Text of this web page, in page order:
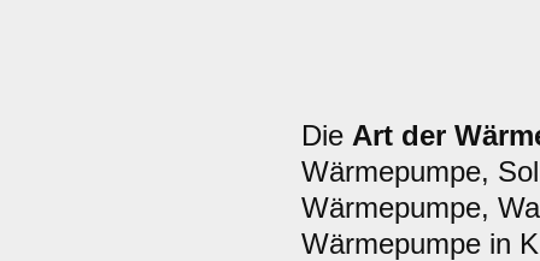
Die Art der
Wärmepumpe,
Wärmepumpe,
Wärmepumpe in